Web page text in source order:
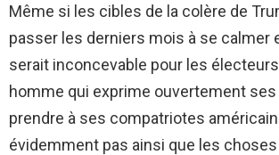
Même si les cibles de la colère de
passer les derniers mois à se calmer
serait inconcevable pour les
homme qui exprime ouvertement
prendre à ses compatriotes
évidemment pas ainsi que les